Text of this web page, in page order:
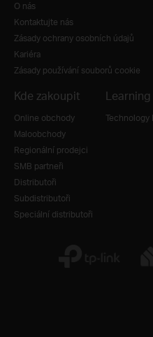
O nás
Kontaktujte nás
Zásady ochrany osobních údajů
Kariéra
Zásady používání souborů cookie
Kde zakoupit
Online obchody
Maloobchody
Regionální prodejci
SMB partneři
Distributoři
Subdistributoři
Speciální distributoři
Technology